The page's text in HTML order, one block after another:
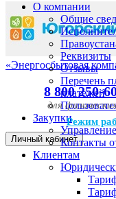
«Энергосбытовая
8 800 250-
для
Режим
Личный кабинет
О компании
Общие
Реквизиты
Отзывы
Перечень
платежей
Закупки
Контакты
Клиентам